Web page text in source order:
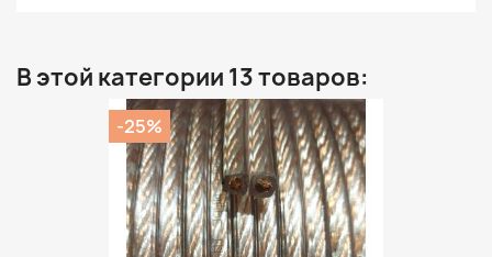
В этой категории 13 товаров:
-25%